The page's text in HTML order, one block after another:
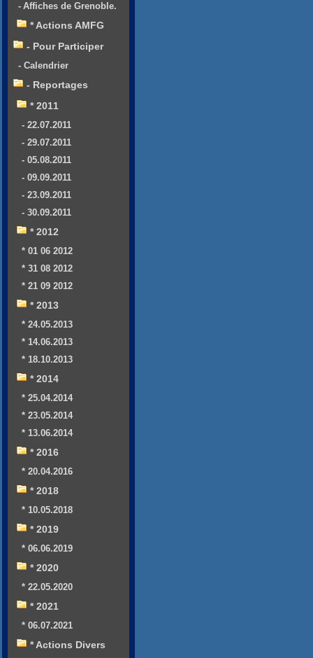
- Affiches de Grenoble.
* Actions AMFG
- Pour Participer
- Calendrier
- Reportages
* 2011
- 22.07.2011
- 29.07.2011
- 05.08.2011
- 09.09.2011
- 23.09.2011
- 30.09.2011
* 2012
* 01 06 2012
* 31 08 2012
* 21 09 2012
* 2013
* 24.05.2013
* 14.06.2013
* 18.10.2013
* 2014
* 25.04.2014
* 23.05.2014
* 13.06.2014
* 2016
* 20.04.2016
* 2018
* 10.05.2018
* 2019
* 06.06.2019
* 2020
* 22.05.2020
* 2021
* 06.07.2021
* Actions Divers